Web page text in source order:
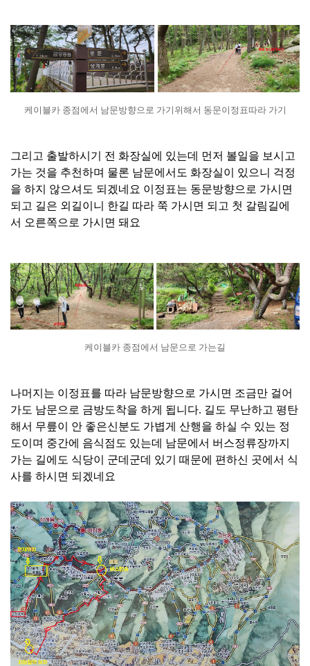
케이블카 종점에서 남문방향으로 가기위해서 동문이정표따라 가기
그리고 출발하시기 전 화장실에 있는데 먼저 볼일을 보시고
가는 것을 추천하며 물론 남문에서도 화장실이 있으니 걱정
을 하지 않으셔도 되겠네요 이정표는 동문방향으로 가시면
되고 길은 외길이니 한길 따라 쭉 가시면 되고 첫 갈림길에
서 오른쪽으로 가시면 돼요
케이블카 종점에서 남문으로 가는길
나머지는 이정표를 따라 남문방향으로 가시면 조금만 걸어
가도 남문으로 금방도착을 하게 됩니다. 길도 무난하고 평탄
해서 무릎이 안 좋은신분도 가볍게 산행을 하실 수 있는 정
도이며 중간에 음식점도 있는데 남문에서 버스정류장까지
가는 길에도 식당이 군데군데 있기 때문에 편하신 곳에서 식
사를 하시면 되겠네요